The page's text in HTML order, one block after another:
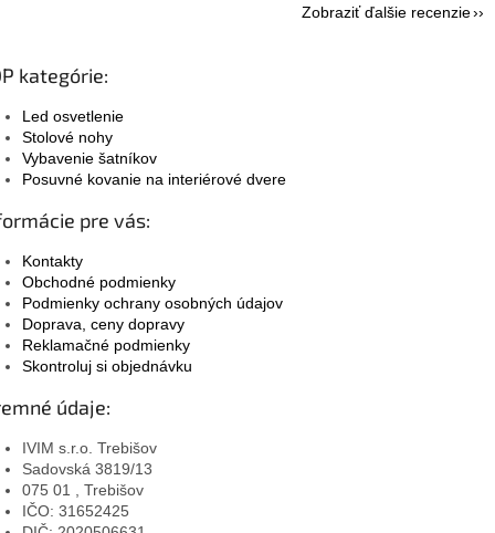
Zobraziť ďalšie recenzie
kategórie:
Led osvetlenie
Stolové nohy
Vybavenie šatníkov
Posuvné kovanie na interiérové dvere
pre vás:
Kontakty
Obchodné podmienky
Podmienky ochrany osobných údajov
Doprava, ceny dopravy
Reklamačné podmienky
Skontroluj si objednávku
údaje:
IVIM s.r.o. Trebišov
Sadovská 3819/13
075 01 , Trebišov
IČO: 31652425